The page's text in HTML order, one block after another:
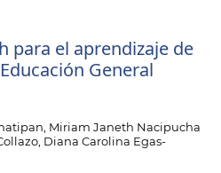
para el aprendizaje de
General
Miriam Janeth Nacipucha
Diana Carolina Egas-